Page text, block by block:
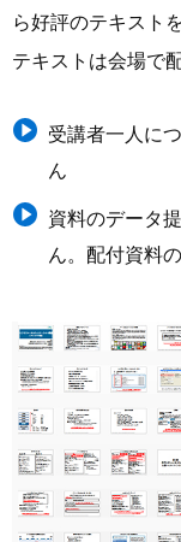
ら好評のテキスト
テキストは会場で
受講者一人に
ん
資料のデータ
ん。配付資料